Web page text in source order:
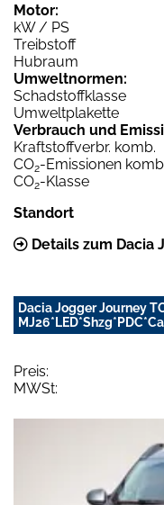
Motor:
kW / PS
Treibstoff
Hubraum
Umweltnormen:
Schadstoffklasse
Umweltplakette
Verbrauch und
Kraftstoffverbr. komb.
CO2-Emissionen
CO2-Klasse
Standort
Details zum Dacia
Dacia Jogger Journey
Preis:
MWSt: